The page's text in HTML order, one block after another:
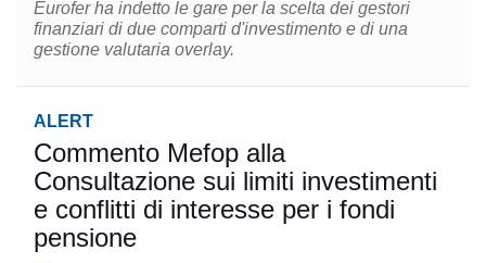
Eurofer ha indetto le gare per la scelta dei gestori
finanziari di due comparti d'investimento e di una
gestione valutaria overlay.
ALERT
Commento Mefop alla
Consultazione sui limiti investimenti
e conflitti di interesse per i fondi
pensione